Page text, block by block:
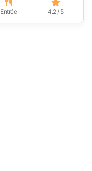
Entrée 4.2 / 5